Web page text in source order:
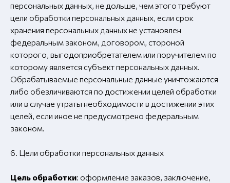
персональных данных, не дольше, чем этого требуют
цели обработки персональных данных, если срок
хранения персональных данных не установлен
федеральным законом, договором, стороной
которого, выгодоприобретателем или поручителем по
которому является субъект персональных данных.
Обрабатываемые персональные данные уничтожаются
либо обезличиваются по достижении целей обработки
или в случае утраты необходимости в достижении этих
целей, если иное не предусмотрено федеральным
законом.
6. Цели обработки персональных данных
Цель обработки: оформление заказов, заключение,